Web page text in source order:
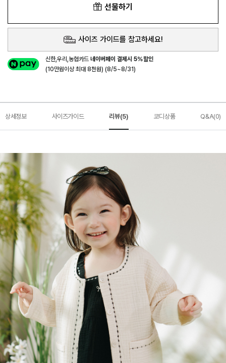
선물하기
사이즈 가이드를 참고하세요!
신한,우리,농협카드네이버페이 결제시 5%할인
(10만원이상 최대 8천원) (8/5~8/31)
상세정보 사이즈가이드 리뷰(5) 코디상품 Q&A(0)